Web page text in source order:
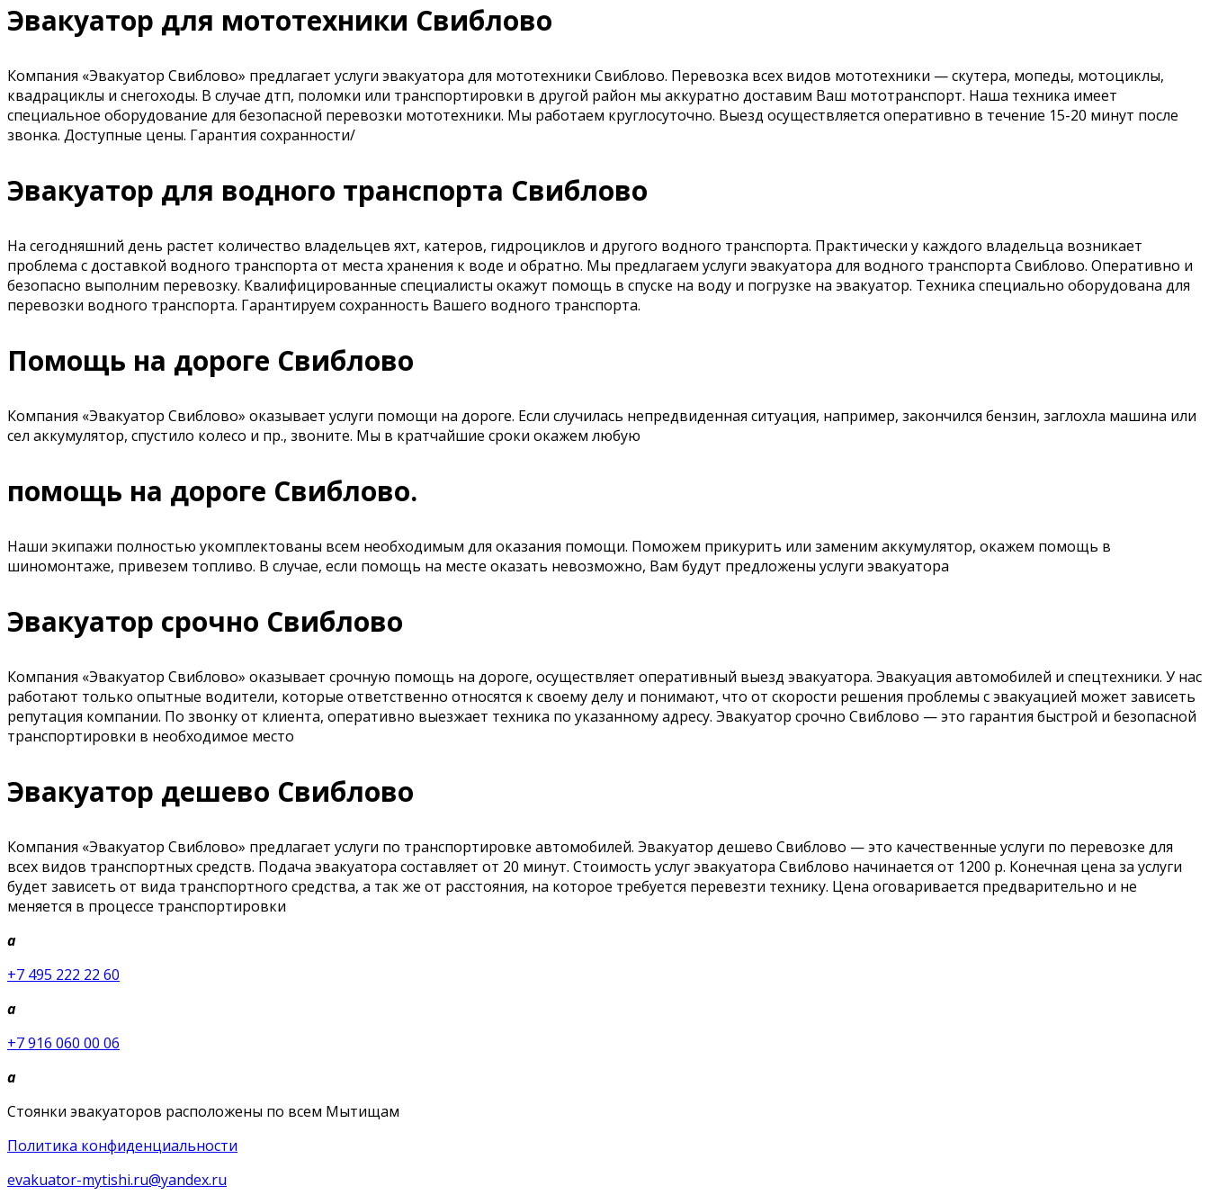
Эвакуатор для мототехники Свиблово
Компания «Эвакуатор Свиблово» предлагает услуги эвакуатора для мототехники Свиблово. Перевозка всех видов мототехники — скутера, мопеды, мотоциклы,
квадрациклы и снегоходы. В случае дтп, поломки или транспортировки в другой район мы аккуратно доставим Ваш мототранспорт. Наша техника имеет
специальное оборудование для безопасной перевозки мототехники. Мы работаем круглосуточно. Выезд осуществляется оперативно в течение 15-20 минут после
звонка. Доступные цены. Гарантия сохранности/
Эвакуатор для водного транспорта Свиблово
На сегодняшний день растет количество владельцев яхт, катеров, гидроциклов и другого водного транспорта. Практически у каждого владельца возникает
проблема с доставкой водного транспорта от места хранения к воде и обратно. Мы предлагаем услуги эвакуатора для водного транспорта Свиблово. Оперативно и
безопасно выполним перевозку. Квалифицированные специалисты окажут помощь в спуске на воду и погрузке на эвакуатор. Техника специально оборудована для
перевозки водного транспорта. Гарантируем сохранность Вашего водного транспорта.
Помощь на дороге Свиблово
Компания «Эвакуатор Свиблово» оказывает услуги помощи на дороге. Если случилась непредвиденная ситуация, например, закончился бензин, заглохла машина или
сел аккумулятор, спустило колесо и пр., звоните. Мы в кратчайшие сроки окажем любую
помощь на дороге Свиблово.
Наши экипажи полностью укомплектованы всем необходимым для оказания помощи. Поможем прикурить или заменим аккумулятор, окажем помощь в
шиномонтаже, привезем топливо. В случае, если помощь на месте оказать невозможно, Вам будут предложены услуги эвакуатора
Эвакуатор срочно Свиблово
Компания «Эвакуатор Свиблово» оказывает срочную помощь на дороге, осуществляет оперативный выезд эвакуатора. Эвакуация автомобилей и спецтехники. У нас
работают только опытные водители, которые ответственно относятся к своему делу и понимают, что от скорости решения проблемы с эвакуацией может зависеть
репутация компании. По звонку от клиента, оперативно выезжает техника по указанному адресу. Эвакуатор срочно Свиблово — это гарантия быстрой и безопасной
транспортировки в необходимое место
Эвакуатор дешево Свиблово
Компания «Эвакуатор Свиблово» предлагает услуги по транспортировке автомобилей. Эвакуатор дешево Свиблово — это качественные услуги по перевозке для
всех видов транспортных средств. Подача эвакуатора составляет от 20 минут. Стоимость услуг эвакуатора Свиблово начинается от 1200 р. Конечная цена за услуги
будет зависеть от вида транспортного средства, а так же от расстояния, на которое требуется перевезти технику. Цена оговаривается предварительно и не
меняется в процессе транспортировки
a
+7 495 222 22 60
a
+7 916 060 00 06
a
Стоянки эвакуаторов расположены по всем Мытищам
Политика конфиденциальности
evakuator-mytishi.ru@yandex.ru